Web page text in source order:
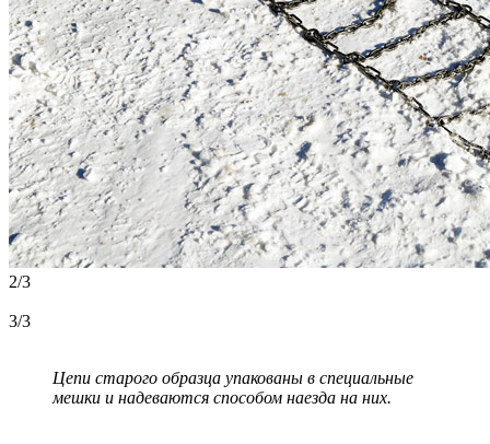
2/3
3/3
Цепи старого образца упакованы в специальные
мешки и надеваются способом наезда на них.